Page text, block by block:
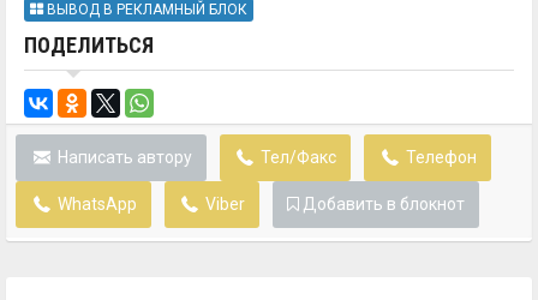
ВЫВОД В РЕКЛАМНЫЙ БЛОК
ПОДЕЛИТЬСЯ
Написать автору Тел/Факс Телефон
WhatsApp Viber Добавить в блокнот